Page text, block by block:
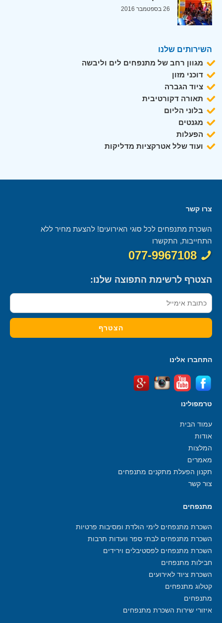
26 בספטמבר 2016
השירותים שלנו
מגוון רחב של מתנפחים לים וליבשה
דוכני מזון
ציוד הגברה
תאורה דקורטיבית
בלוני הליום
מגנטים
הפעלות
ועוד שלל אטרקציות מדליקות
צרו קשר
השכרת מתנפחים לכל סוגי האירועים! להצעת מחיר ללא
התחייבות, התקשרו
077-9967108
הצטרף לרשימת התפוצה שלנו:
התחברו אלינו
טרמפולינו
עמוד הבית
אודות
המלצות
מאמרים
תקנון הפעלת מתקנים מתנפחים
צור קשר
מתנפחים
השכרת מתנפחים לימי הולדת ומסיבות פרטיות
השכרת מתנפחים לבתי ספר וועדות תרבות
השכרת מתנפחים לפסטיבלים וירידים
חבילות מתנפחים
השכרת ציוד לאירועים
קטלוג מתנפחים
מתנפחים
איזורי שירות השכרת מתנפחים